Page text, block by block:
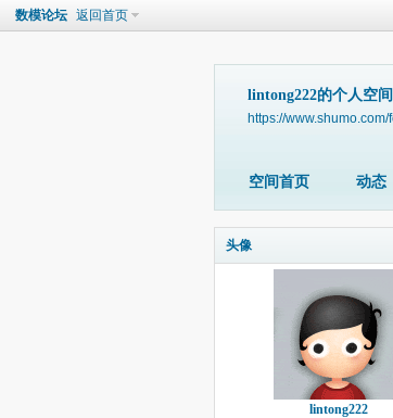
数模论坛 返回首页
lintong222的个人空间
https://
空间首页 动态
头像
lintong222